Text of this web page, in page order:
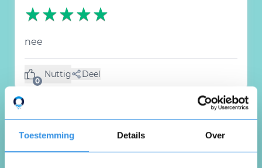
Toestemming Details Over
nee
0
Nuttig
(0 like) Deel
Vina Okeke
's-Gravenhage